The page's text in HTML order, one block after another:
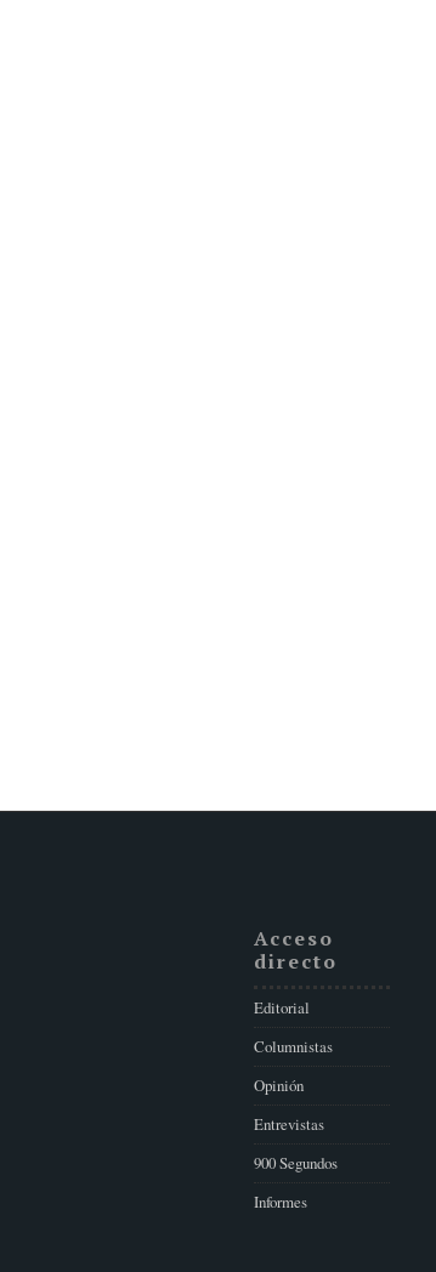
Acceso
directo
Editorial
Columnistas
Opinión
Entrevistas
900 Segundos
Informes